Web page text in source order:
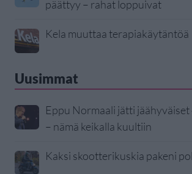
päättyy – rahat loppuivat
Kela muuttaa terapiakäytäntöä
Uusimmat
Eppu Normaali jätti jäähyväiset
– nämä keikalla kuultiin
Kaksi skootterikuskia pakeni